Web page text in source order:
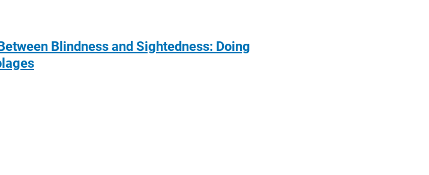
Blindness and Sightedness: Doing